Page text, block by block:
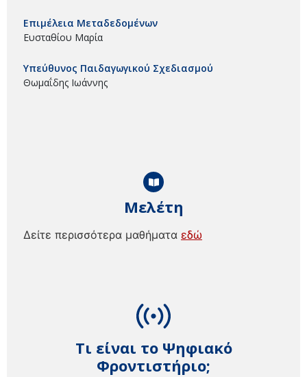
Τι είναι το Ψηφιακό
Φροντιστήριο;
Μελέτη
Δείτε περισσότερα μαθήματα εδώ
Επιμέλεια Μεταδεδομένων
Ευσταθίου Μαρία
Υπεύθυνος Παιδαγωγικού Σχεδιασμού
Θωμαΐδης Ιωάννης